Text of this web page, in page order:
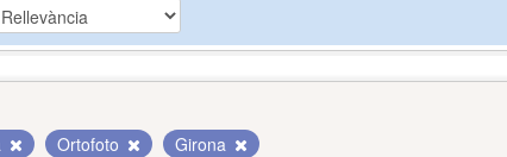
Ortofoto Girona